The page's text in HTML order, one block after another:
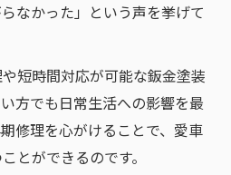
なかった」という声を挙げて
短時間対応が可能な鈑金塗装
方でも日常生活への影響を最
修理を心がけることで、愛車
とができるのです。